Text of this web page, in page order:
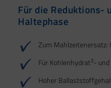
Für die Reduktions-
Haltephase
Zum Mahlzeitenersatz:
Für Kohlenhydrat3-
Hoher
Für die Reduktions-
Haltephase
3